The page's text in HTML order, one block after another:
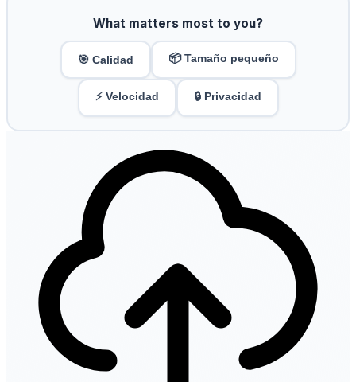
What matters most to you?
🎯 Calidad 📦 Tamaño pequeño
⚡ Velocidad 🔒 Privacidad